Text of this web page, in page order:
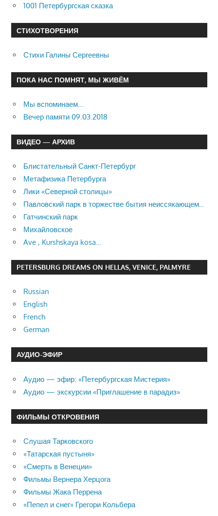
1001 Петербургская сказка
СТИХОТВОРЕНИЯ
Стихи Галины Сергеевны
ПОКА НАС ПОМНЯТ, МЫ ЖИВЁМ
Мы вспоминаем…
Вечер памяти 09.03.2018
ВИДЕО — АРХИВ
Блистательный Санкт-Петербург
Метафизика Петербурга
Лики «Северной столицы»
Павловский парк в торжестве бытия неиссякающем…
Гатчинский парк
Михайловское
Ave , Kurshskaya kosa…
PETERSBURG DREAMS ON HELLAS, VENICE, PALMYRE
Russian
English
French
German
АУДИО-ЭФИР
Аудио — эфир: «Петербургская Мистерия»
Аудио — экскурсии «Приглашение в парадиз»
ФИЛЬМЫ ОТКРОВЕНИЯ
Слушая Тарковского
«Татарская пустыня»
«Смерть в Венеции»
Фильмы Вернера Херцога
Фильмы Жака Перрена
«Пепел и снег» Грегори Кольбера